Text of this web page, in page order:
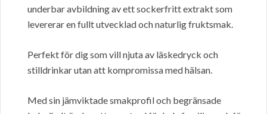
underbar avbildning av ett sockerfritt extrakt som
levererar en fullt utvecklad och naturlig fruktsmak.
Perfekt för dig som vill njuta av läskedryck och
stilldrinkar utan att kompromissa med hälsan.
Med sin jämviktade smakprofil och begränsade